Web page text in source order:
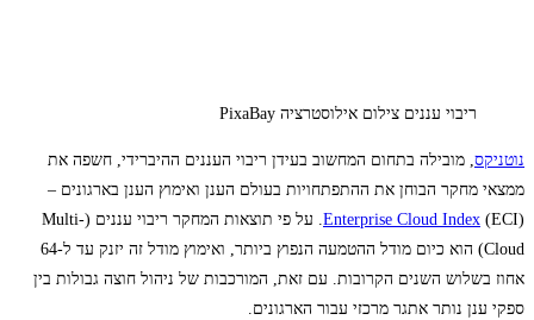
ריבוי עננים צילום אילוסטרציה PixaBay
נוטניקס, מובילה בתחום המחשוב בעידן ריבוי העננים ההיברידי, חשפה את
ממצאי מחקר הבוחן את ההתפתחויות בעולם הענן ואימוץ הענן בארגונים –
Enterprise Cloud Index
(ECI). על פי תוצאות המחקר ריבוי עננים (Multi-
Cloud) הוא כיום מודל ההטמעה הנפוץ ביותר, ואימוץ מודל זה יזנק עד ל-64
אחוז בשלוש השנים הקרובות. עם זאת, המורכבות של ניהול חוצה גבולות בין
ספקי ענן נותר אתגר מרכזי עבור הארגונים.